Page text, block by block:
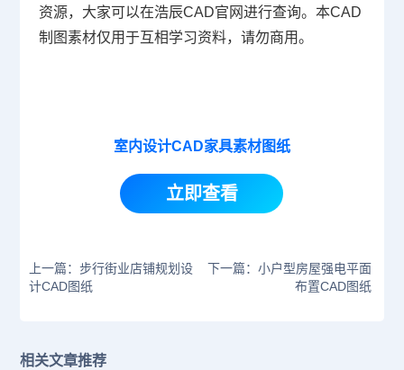
资源，大家可以在浩辰CAD官网进行查询。本CAD
制图素材仅用于互相学习资料，请勿商用。
室内设计CAD家具素材图纸
立即查看
上一篇：步行街业店铺规划设
计CAD图纸
下一篇：小户型房屋强电平面
布置CAD图纸
相关文章推荐